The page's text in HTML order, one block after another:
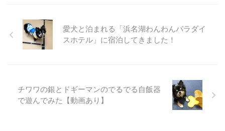
ンの影響などが関与しており、完
全に予防することは難しいもの
の、適切な生活管理でリスクを軽
愛犬と泊まれる「浜名湖わんわんパラダイ
スホテル」に宿泊してきました！
チワワの銀とドギーマンのでるでる自飯器
で遊んでみた【動画あり】